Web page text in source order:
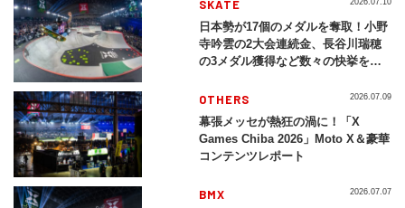
SKATE
日本勢が17個のメダルを奪取！小野
寺吟雲の2大会連続金、長谷川瑞穂
の3メダル獲得など数々の快挙をプ
2026」
2026.07.10
OTHERS
幕張メッセが熱狂の渦に！「X
Games Chiba 2026」Moto X＆豪華
コンテンツレポート
2026.07.09
BMX 2026.07.07